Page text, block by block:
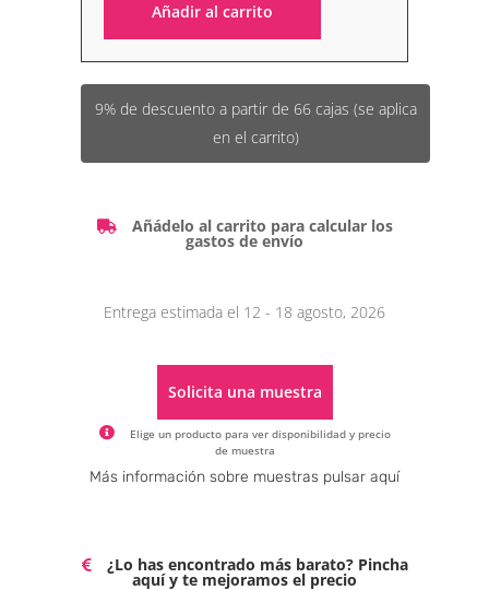
Añadir al carrito
9% de descuento a partir de 66 cajas (se aplica
en el carrito)
Añádelo al carrito para calcular los
gastos de envío
Entrega estimada el 12 - 18 agosto, 2026
Solicita una muestra
Elige un producto para ver disponibilidad y precio
de muestra
Alternative:
Más información sobre muestras pulsar aquí
¿Lo has encontrado más barato? Pincha
aquí y te mejoramos el precio